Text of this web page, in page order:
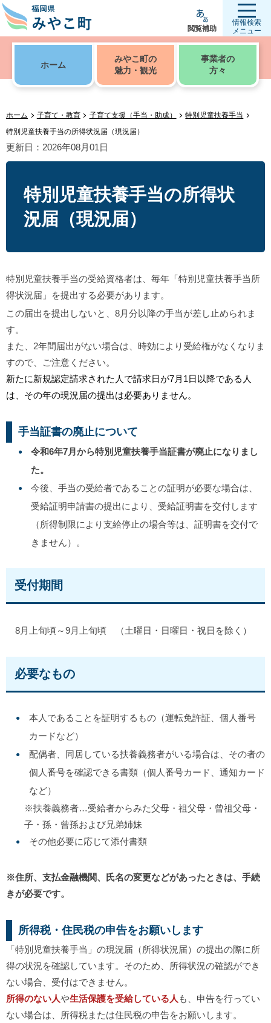
閲覧補助
情報検索
メニュー
ホーム
みやこ町の
魅力・観光
事業者の
方々
ホーム 子育て・教育 子育て支援（手当・助成）
特別児童扶養手当
特別児童扶養手当の所得状況届（現況届）
更新日：2026年08月01日
特別児童扶養手当の所得状
況届（現況届）
特別児童扶養手当の受給資格者は、毎年「特別児童扶養手当所
得状況届」を提出する必要があります。
この届出を提出しないと、8月分以降の手当が差し止められま
す。
また、2年間届出がない場合は、時効により受給権がなくなりま
すので、ご注意ください。
新たに新規認定請求された人で請求日が7月1日以降である人
は、その年の現況届の提出は必要ありません。
手当証書の廃止について
令和6年7月から特別児童扶養手当証書が廃止になりまし
た。
今後、手当の受給者であることの証明が必要な場合は、
受給証明申請書の提出により、受給証明書を交付します
（所得制限により支給停止の場合等は、証明書を交付で
きません）。
受付期間
8月上旬頃～9月上旬頃 （土曜日・日曜日・祝日を除く）
必要なもの
本人であることを証明するもの（運転免許証、個人番号
カードなど）
配偶者、同居している扶養義務者がいる場合は、その者の
個人番号を確認できる書類（個人番号カード、通知カード
など）
※扶養義務者…受給者からみた父母・祖父母・曾祖父母・
子・孫・曾孫および兄弟姉妹
その他必要に応じて添付書類
※住所、支払金融機関、氏名の変更などがあったときは、手続
きが必要です。
所得税・住民税の申告をお願いします
「特別児童扶養手当」の現況届（所得状況届）の提出の際に所
得の状況を確認しています。そのため、所得状況の確認ができ
ない場合、受付はできません。
所得のない人や生活保護を受給している人 も、申告を行ってい
ない場合は、所得税または住民税の申告をお願いします。